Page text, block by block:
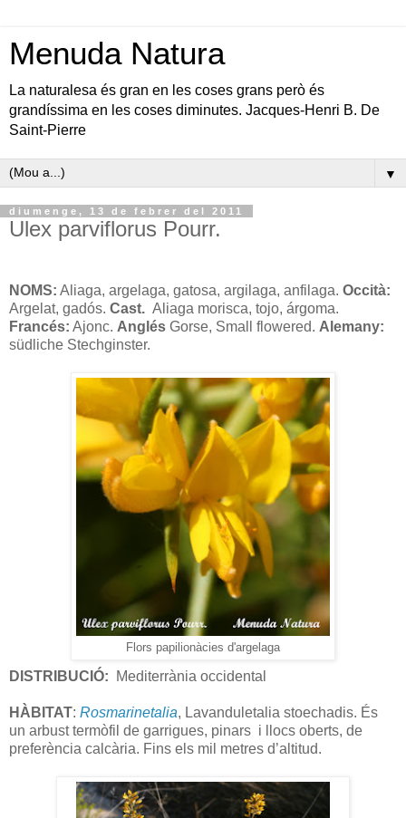
Menuda Natura
La naturalesa és gran en les coses grans però és
grandíssima en les coses diminutes. Jacques-Henri B. De
Saint-Pierre
▼
diumenge, 13 de febrer del 2011
Ulex parviflorus Pourr.
NOMS: Aliaga, argelaga, gatosa, argilaga, anfilaga. Occità:
Argelat, gadós. Cast. Aliaga morisca, tojo, árgoma.
Francés: Ajonc. Anglés Gorse, Small flowered. Alemany:
südliche Stechginster.
Flors papilionàcies d'argelaga
DISTRIBUCIÓ: Mediterrània occidental
HÀBITAT: Rosmarinetalia, Lavanduletalia stoechadis. És
un arbust termòfil de garrigues, pinars i llocs oberts, de
preferència calcària. Fins els mil metres d’altitud.